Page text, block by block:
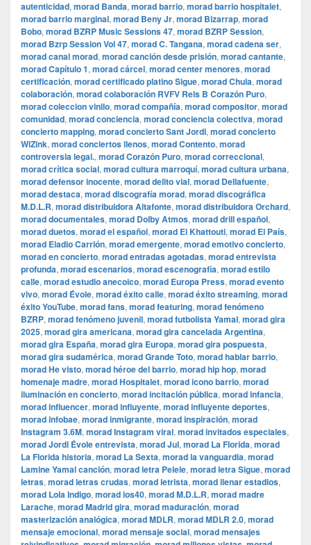
autenticidad, morad Banda, morad barrio, morad barrio hospitalet,
morad barrio marginal, morad Beny Jr, morad Bizarrap, morad
Bobo, morad BZRP Music Sessions 47, morad BZRP Session,
morad Bzrp Session Vol 47, morad C. Tangana, morad cadena ser,
morad canal morad, morad canción desde prisión, morad cantante,
morad Capítulo 1, morad cárcel, morad center menores, morad
certificación, morad certificado platino Sigue, morad Chula, morad
colaboración, morad colaboración RVFV Rels B Corazón Puro,
morad coleccion vinilo, morad compañía, morad compositor, morad
comunidad, morad conciencia, morad conciencia colectiva, morad
concierto mapping, morad concierto Sant Jordi, morad concierto
WiZink, morad conciertos llenos, morad Contento, morad
controversia legal., morad Corazón Puro, morad correccional,
morad crítica social, morad cultura marroquí, morad cultura urbana,
morad defensor inocente, morad delito vial, morad Dellafuente,
morad destaca, morad discografía morad, morad discográfica
M.D.L.R, morad distribuidora Altafonte, morad distribuidora Orchard,
morad documentales, morad Dolby Atmos, morad drill español,
morad duetos, morad el español, morad El Khattouti, morad El País,
morad Eladio Carrión, morad emergente, morad emotivo concierto,
morad en concierto, morad entradas agotadas, morad entrevista
profunda, morad escenarios, morad escenografía, morad estilo
calle, morad estudio anecoico, morad Europa Press, morad evento
vivo, morad Évole, morad éxito calle, morad éxito streaming, morad
éxito YouTube, morad fans, morad featuring, morad fenómeno
BZRP, morad fenómeno juvenil, morad futbolista Yamal, morad gira
2025, morad gira americana, morad gira cancelada Argentina,
morad gira España, morad gira Europa, morad gira pospuesta,
morad gira sudamérica, morad Grande Toto, morad hablar barrio,
morad He visto, morad héroe del barrio, morad hip hop, morad
homenaje madre, morad Hospitalet, morad icono barrio, morad
iluminación en concierto, morad incitación pública, morad infancia,
morad influencer, morad influyente, morad influyente deportes,
morad infobae, morad inmigrante, morad inspiración, morad
Instagram 3.6M, morad Instagram viral, morad invitados especiales,
morad Jordi Évole entrevista, morad Jul, morad La Florida, morad
La Florida historia, morad La Sexta, morad la vanguardia, morad
Lamine Yamal canción, morad letra Pelele, morad letra Sigue, morad
letras, morad letras crudas, morad letrista, morad llenar estadios,
morad Lola Indigo, morad los40, morad M.D.L.R, morad madre
Larache, morad Madrid gira, morad maduración, morad
masterización analógica, morad MDLR, morad MDLR 2.0, morad
mensaje emocional, morad mensaje social, morad mensajes